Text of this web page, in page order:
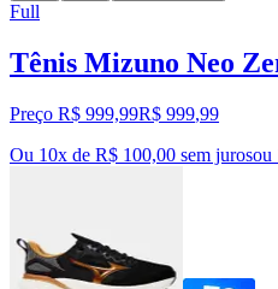
Full
Tênis Mizuno Neo
Preço R$ 999,99R$ 999,99
Ou 10x de R$ 100,00 sem jurosou